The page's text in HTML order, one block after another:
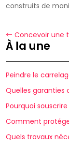
construits de
Concevoir une
À la une
Peindre le
Quelles garanties
Pourquoi
Comment
Quels travaux